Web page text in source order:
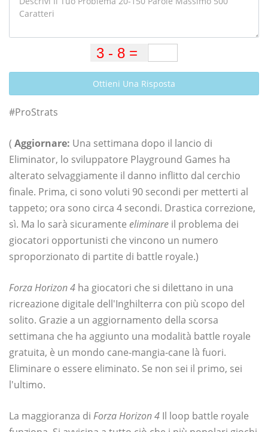
Ottieni Una Risposta
#ProStrats
( Aggiornare: Una settimana dopo il lancio di
Eliminator, lo sviluppatore Playground Games ha
alterato selvaggiamente il danno inflitto dal cerchio
finale. Prima, ci sono voluti 90 secondi per metterti al
tappeto; ora sono circa 4 secondi. Drastica correzione,
sì. Ma lo sarà sicuramente eliminare il problema dei
giocatori opportunisti che vincono un numero
sproporzionato di partite di battle royale.)
Forza Horizon 4 ha giocatori che si dilettano in una
ricreazione digitale dell'Inghilterra con più scopo del
solito. Grazie a un aggiornamento della scorsa
settimana che ha aggiunto una modalità battle royale
gratuita, è un mondo cane-mangia-cane là fuori.
Eliminare o essere eliminato. Se non sei il primo, sei
l'ultimo.
La maggioranza di Forza Horizon 4 Il loop battle royale